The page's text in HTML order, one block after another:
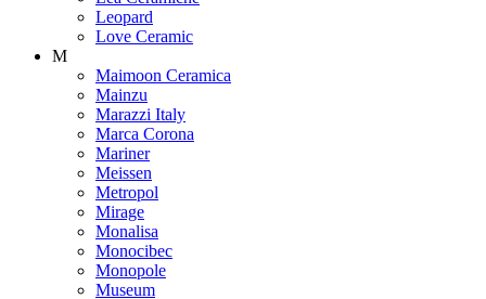
Leopard
Love Ceramic
M
Maimoon Ceramica
Mainzu
Marazzi Italy
Marca Corona
Mariner
Meissen
Metropol
Mirage
Monalisa
Monocibec
Monopole
Museum